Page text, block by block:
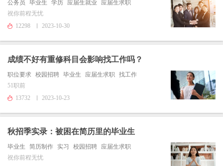
公务员 毕业生 学历 应届生就业
应届生求职
祝你前程无忧
12298
2023-10-30
成绩不好有重修科目会影响找工作吗？
职位要求 校园招聘 毕业生 应届生求职 找工作
51职前
13732
2023-10-23
秋招季实录：被困在简历里的毕业生
毕业生 简历制作 实习 校园招聘
应届生求职
祝你前程无忧